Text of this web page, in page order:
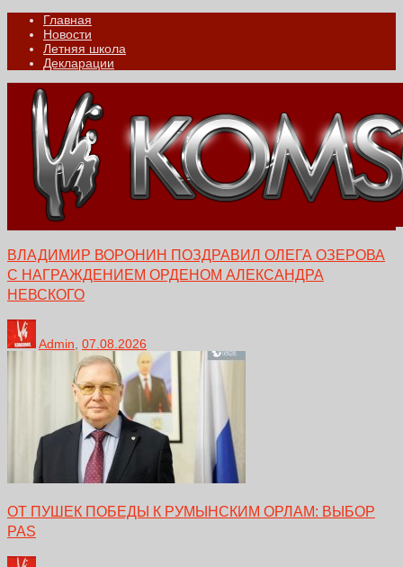
Главная
Новости
Летняя школа
Декларации
ВЛАДИМИР ВОРОНИН ПОЗДРАВИЛ ОЛЕГА ОЗЕРОВА
С НАГРАЖДЕНИЕМ ОРДЕНОМ АЛЕКСАНДРА
НЕВСКОГО
Admin 07.08.2026
ОТ ПУШЕК ПОБЕДЫ К РУМЫНСКИМ ОРЛАМ: ВЫБОР
PAS